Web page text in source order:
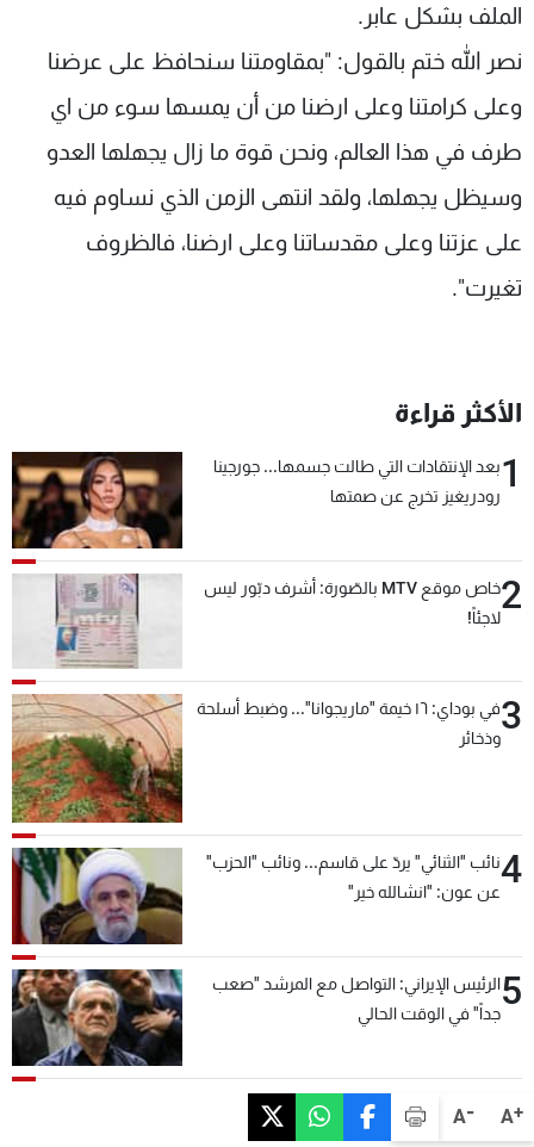
A+
A-
الملف بشكل عابر.
نصر الله ختم بالقول: "بمقاومتنا سنحافظ على عرضنا
وعلى كرامتنا وعلى ارضنا من أن يمسها سوء من اي
طرف في هذا العالم، ونحن قوة ما زال يجهلها العدو
وسيظل يجهلها، ولقد انتهى الزمن الذي نساوم فيه
على عزتنا وعلى مقدساتنا وعلى ارضنا، فالظروف
تغيرت".
الأكثر قراءة
1بعد الإنتقادات التي طالت جسمها... جورجينا
رودريغيز تخرج عن صمتها
2
خاص موقع MTV بالصّورة: أشرف دبّور ليس
لاجئاً!
3
في بوداي: ١٦ خيمة "ماريجوانا"... وضبط أسلحة
وذخائر
4نائب "الثنائي" يردّ على قاسم... ونائب "الحزب"
عن عون: "انشالله خير"
5الرئيس الإيراني: التواصل مع المرشد "صعب
جداً" في الوقت الحالي